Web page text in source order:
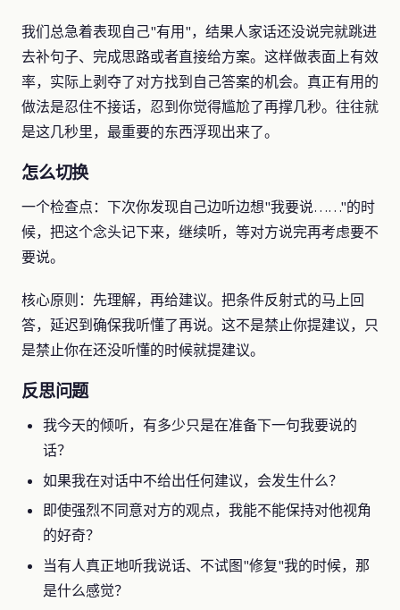
我们总急着表现自己"有用"，结果人家话还没说完就跳进
去补句子、完成思路或者直接给方案。这样做表面上有效
率，实际上剥夺了对方找到自己答案的机会。真正有用的
做法是忍住不接话，忍到你觉得尴尬了再撑几秒。往往就
是这几秒里，最重要的东西浮现出来了。
怎么切换
一个检查点：下次你发现自己边听边想"我要说……"的时
候，把这个念头记下来，继续听，等对方说完再考虑要不
要说。
核心原则：先理解，再给建议。把条件反射式的马上回
答，延迟到确保我听懂了再说。这不是禁止你提建议，只
是禁止你在还没听懂的时候就提建议。
反思问题
我今天的倾听，有多少只是在准备下一句我要说的
话？
如果我在对话中不给出任何建议，会发生什么？
即使强烈不同意对方的观点，我能不能保持对他视角
的好奇？
当有人真正地听我说话、不试图"修复"我的时候，那
是什么感觉？